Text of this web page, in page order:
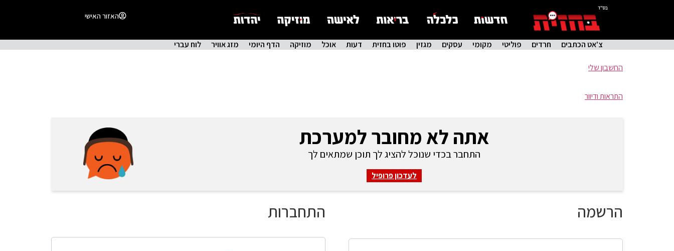
בס"ד
האזור האישי
צ'אט הכתבים חרדים פוליטי מקומי עסקים מגזין פוטו בחזית דעות אוכל מוזיקה הדף היומי מזג אוויר לוח עברי
החשבון שלי
התראות ודיוור
אתה לא מחובר למערכת
התחבר בכדי שנוכל להציג לך תוכן שמתאים לך
לעדכון פרופיל
התחברות הרשמה